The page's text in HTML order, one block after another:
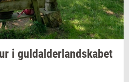
i gul­dal­der­land­ska­bet